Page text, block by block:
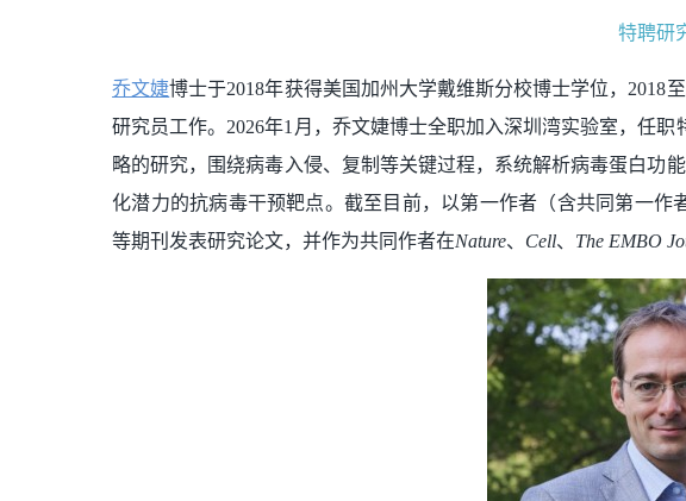
特聘研
乔文婕博士于2018年获得美国加州大学戴维斯分校博士学位，2018
研究员工作。2026年1月，乔文婕博士全职加入深圳湾实验室，任
略的研究，围绕病毒入侵、复制等关键过程，系统解析病毒蛋白功
化潜力的抗病毒干预靶点。截至目前，以第一作者（含共同第一作
等期刊发表研究论文，并作为共同作者在Nature、 Cell、 The EMBO